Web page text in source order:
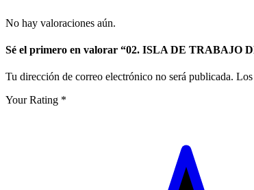
No hay valoraciones aún.
Sé el primero en valorar “02. ISLA DE TRABAJO
Tu dirección de correo electrónico no será publicada. Los
Your Rating *